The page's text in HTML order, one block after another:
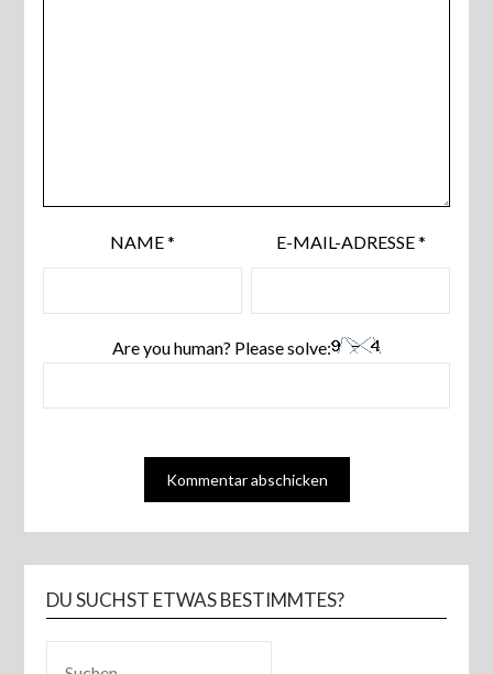
NAME* E-MAIL-ADRESSE*
Are you human? Please solve:
DU SUCHST ETWAS BESTIMMTES?